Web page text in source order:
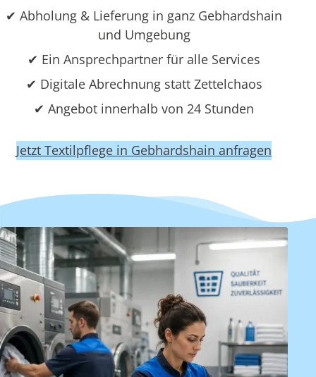
✔ Abholung & Lieferung in ganz Gebhardshain
und Umgebung
✔ Ein Ansprechpartner für alle Services
✔ Digitale Abrechnung statt Zettelchaos
✔ Angebot innerhalb von 24 Stunden
Jetzt Textilpflege in Gebhardshain anfragen